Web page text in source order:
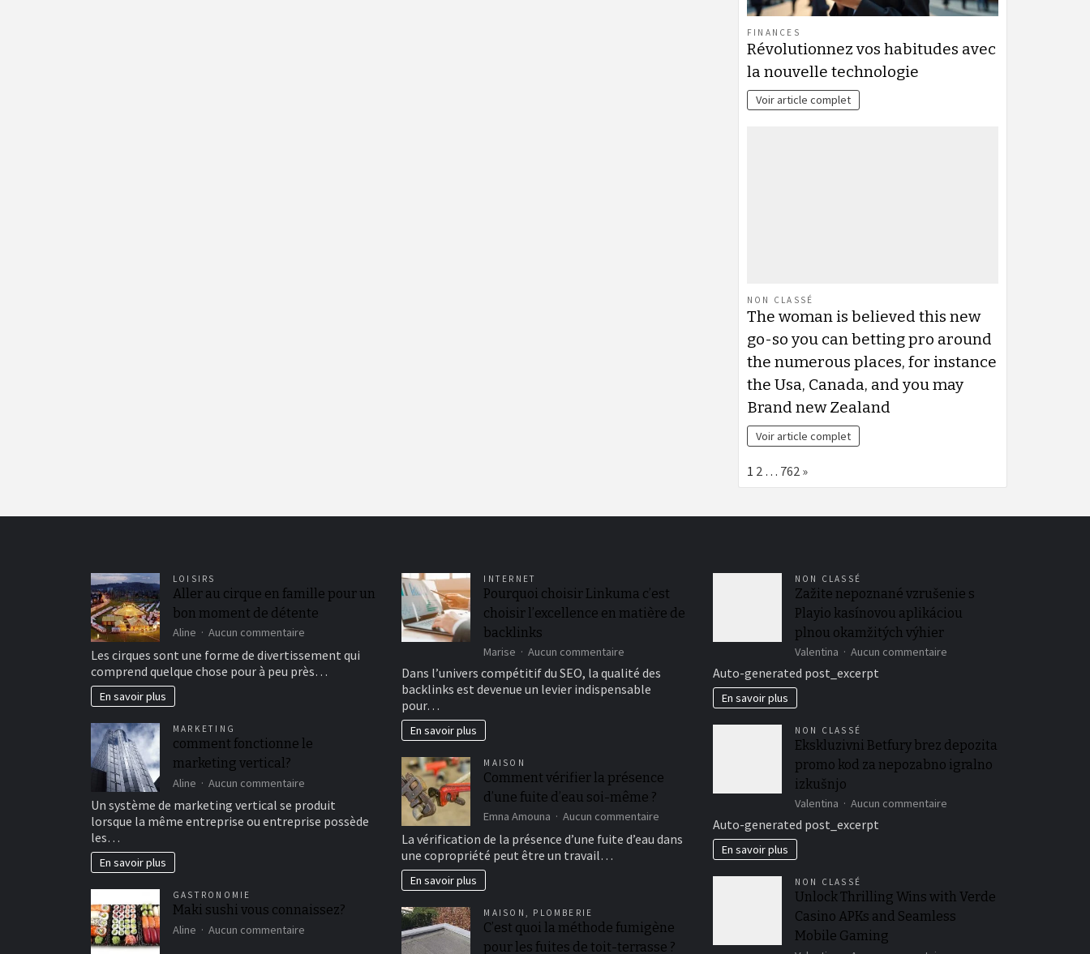
FINANCES
Révolutionnez vos habitudes avec
la nouvelle technologie
Voir article complet
NON CLASSÉ
The woman is believed this new
go-so you can betting pro around
the numerous places, for instance
the Usa, Canada, and you may
Brand new Zealand
Voir article complet
Page:
1 2 … 762 Next
»
LOISIRS
Aller au cirque en famille pour un
bon moment de détente
Aline Aucun commentaire
au
cirque
bon
Les cirques sont une forme de divertissement qui
comprend quelque chose pour à peu près…
En savoir plus
MARKETING
comment fonctionne le
marketing vertical?
Aline Aucun commentaire
fonctionne
le
Un système de marketing vertical se produit
lorsque la même entreprise ou entreprise possède
les…
En savoir plus
GASTRONOMIE
Maki sushi vous connaissez?
Aline Aucun commentaire
INTERNET
Pourquoi choisir Linkuma c’est
choisir l’excellence en matière de
backlinks
Marise Aucun commentaire
Pourquoi
choisir
Linkuma
de
backlinks
Dans l’univers compétitif du SEO, la qualité des
backlinks est devenue un levier indispensable
pour…
En savoir plus
MAISON
Comment vérifier la présence
d’une fuite d’eau soi-même ?
Emna Amouna Aucun commentaire
vérifier
soi-
même
La vérification de la présence d’une fuite d’eau dans
une copropriété peut être un travail…
En savoir plus
MAISON PLOMBERIE
C’est quoi la méthode fumigène
pour les fuites de toit-terrasse ?
NON CLASSÉ
Zažite nepoznané vzrušenie s
Playio kasínovou aplikáciou
plnou okamžitých výhier
Valentina Aucun commentairesur
kasínovou
aplikáciou
plnou
Auto-generated post_excerpt
En savoir plus
NON CLASSÉ
Ekskluzivni Betfury brez depozita
promo kod za nepozabno igralno
izkušnjo
Valentina Aucun commentairesur
kod
za
nepozabno
Auto-generated post_excerpt
En savoir plus
NON CLASSÉ
Unlock Thrilling Wins with Verde
Casino APKs and Seamless
Mobile Gaming